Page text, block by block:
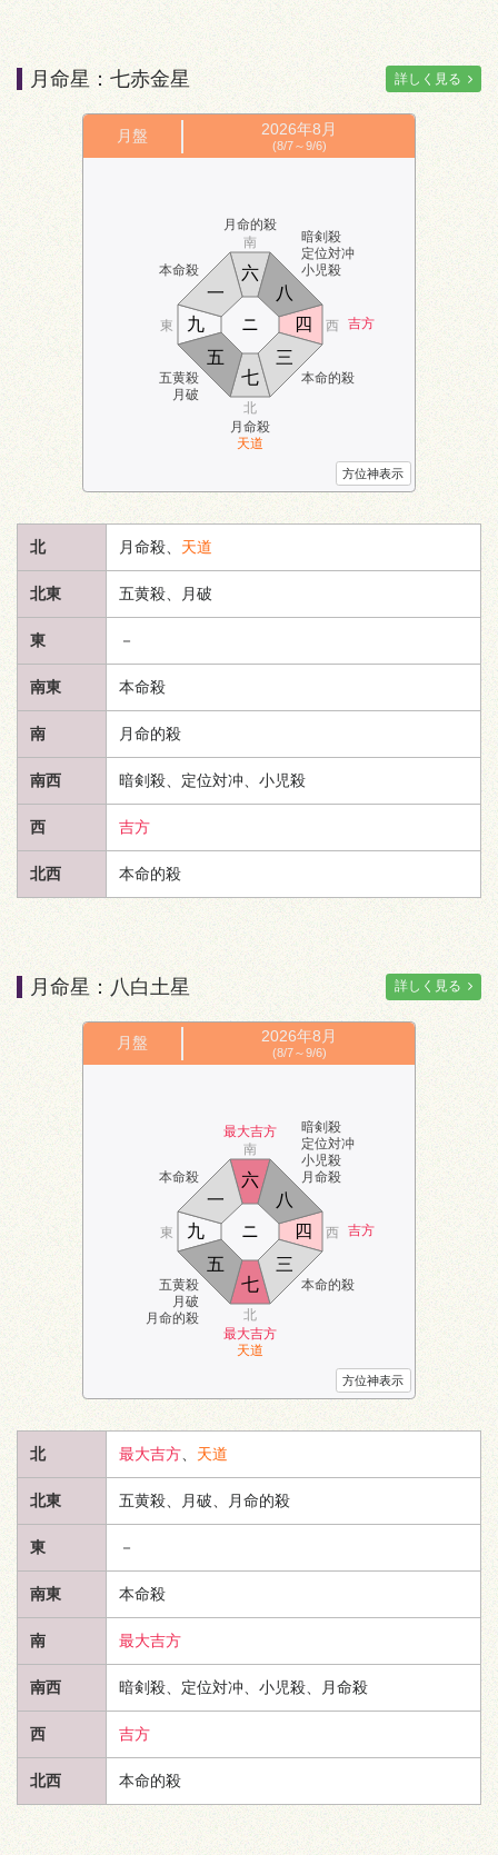
月命星：七赤金星 詳しく見る
月盤 2026年8月
(8/7～9/6)
本命殺
月命的殺
暗剣殺
定位対冲
小児殺
吉方
五黄殺
月破
月命殺
天道
本命的殺
南
北
東 西
七
八
九
一
ニ
三
四
五
六
方位神表示
北 月命殺、 天道
北東 五黄殺、月破
東 －
南東 本命殺
南 月命的殺
南西 暗剣殺、定位対冲、小児殺
西 吉方
北西 本命的殺
月命星：八白土星 詳しく見る
月盤 2026年8月
(8/7～9/6)
本命殺
最大吉方
暗剣殺
定位対冲
小児殺
月命殺
吉方
五黄殺
月破
月命的殺
最大吉方
天道
本命的殺
南
北
東 西
七
八
九
一
ニ
三
四
五
六
方位神表示
北 最大吉方、 天道
北東 五黄殺、月破、月命的殺
東 －
南東 本命殺
南 最大吉方
南西 暗剣殺、定位対冲、小児殺、月命殺
西 吉方
北西 本命的殺